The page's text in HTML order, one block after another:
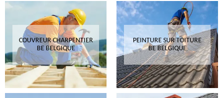
COUVREUR CHARPENTIER
BE BELGIQUE
PEINTURE SUR TOITURE
BE BELGIQUE